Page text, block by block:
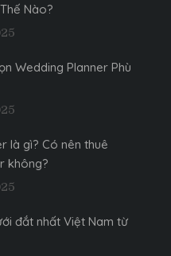
Nào?
Wedding Planner Phù
là gì? Có nên thuê
không?
đắt nhất Việt Nam từ